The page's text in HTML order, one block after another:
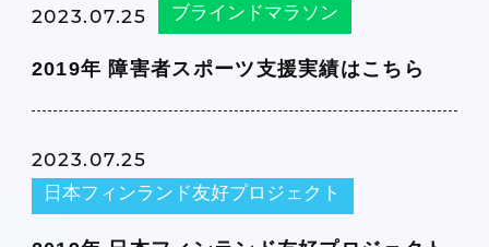
2023.07.25 ブラインドマラソン
2019年 障害者スポーツ支援実績はこちら
2023.07.25
日本フィンランド友好プロジェクト